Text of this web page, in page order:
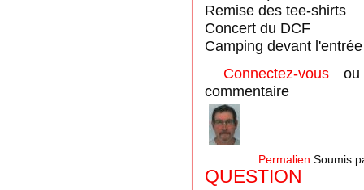
Remise des tee-shirts
Concert du DCF
Camping devant l'entrée
Connectez-vous
commentaire
Permalien Soumis
QUESTION